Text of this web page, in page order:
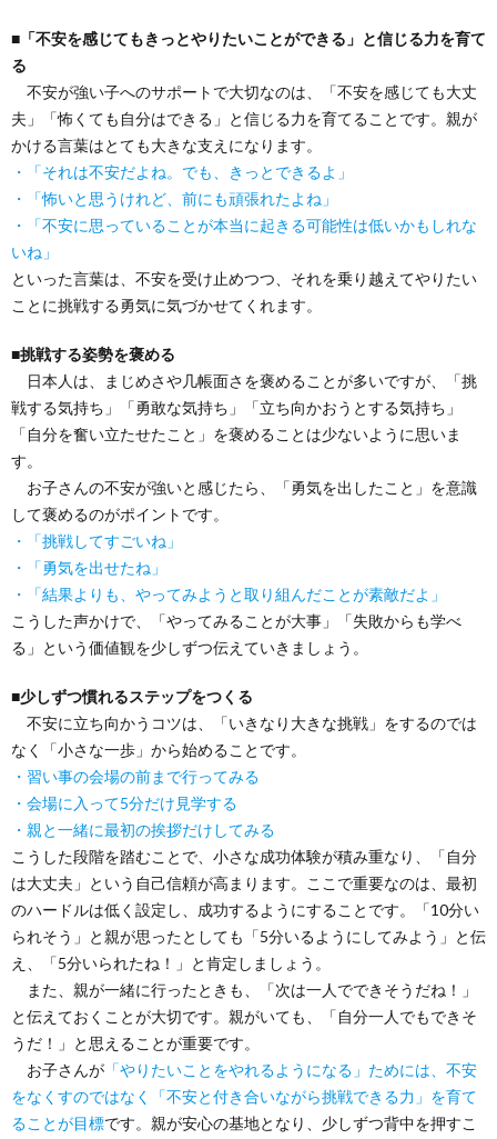
■ 「不安を感じてもきっとやりたいことができる」と信じる力を育て
る
不安が強い子へのサポートで大切なのは、「不安を感じても大丈
夫」「怖くても自分はできる」と信じる力を育てることです。親が
かける言葉はとても大きな支えになります。
・「それは不安だよね。でも、きっとできるよ」
・「怖いと思うけれど、前にも頑張れたよね」
・「不安に思っていることが本当に起きる可能性は低いかもしれな
いね」
といった言葉は、不安を受け止めつつ、それを乗り越えてやりたい
ことに挑戦する勇気に気づかせてくれます。
■挑戦する姿勢を褒める
日本人は、まじめさや几帳面さを褒めることが多いですが、「挑
戦する気持ち」「勇敢な気持ち」「立ち向かおうとする気持ち」
「自分を奮い立たせたこと」を褒めることは少ないように思いま
す。
お子さんの不安が強いと感じたら、「勇気を出したこと」を意識
して褒めるのがポイントです。
・「挑戦してすごいね」
・「勇気を出せたね」
・「結果よりも、やってみようと取り組んだことが素敵だよ」
こうした声かけで、「やってみることが大事」「失敗からも学べ
る」という価値観を少しずつ伝えていきましょう。
■少しずつ慣れるステップをつくる
不安に立ち向かうコツは、「いきなり大きな挑戦」をするのでは
なく「小さな一歩」から始めることです。
・習い事の会場の前まで行ってみる
・会場に入って5分だけ見学する
・親と一緒に最初の挨拶だけしてみる
こうした段階を踏むことで、小さな成功体験が積み重なり、「自分
は大丈夫」という自己信頼が高まります。ここで重要なのは、最初
のハードルは低く設定し、成功するようにすることです。「10分い
られそう」と親が思ったとしても「5分いるようにしてみよう」と伝
え、「5分いられたね！」と肯定しましょう。
また、親が一緒に行ったときも、「次は一人でできそうだね！」
と伝えておくことが大切です。親がいても、「自分一人でもできそ
うだ！」と思えることが重要です。
お子さんが 「やりたいことをやれるようになる」ためには、不安
をなくすのではなく「不安と付き合いながら挑戦できる力」を育て
ることが目標です。親が安心の基地となり、少しずつ背中を押すこ